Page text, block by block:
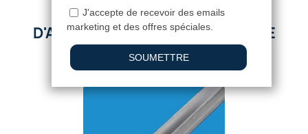
D'AUTRES PRODUITS DANS CETTE
CATÉGORIE :